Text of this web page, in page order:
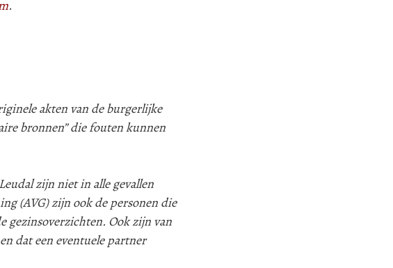
.
akten van de burgerlijke
bronnen” die fouten kunnen
zijn niet in alle gevallen
(AVG) zijn ook de personen die
gezinsoverzichten. Ook zijn van
dat een eventuele partner